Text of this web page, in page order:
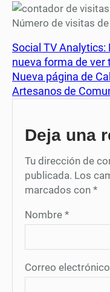
Número de visitas
Social TV
nueva forma de ver
Nueva página de
Artesanos de
Deja una
Tu dirección de
publicada. Los
marcados con *
Nombre *
Correo electrónico